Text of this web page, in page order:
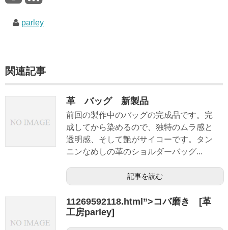
parley
関連記事
革 バッグ 新製品
前回の製作中のバッグの完成品です。完
成してから染めるので、独特のムラ感と
透明感、そして艶がサイコーです。タン
ニンなめしの革のショルダーバッグ...
記事を読む
11269592118.html”>コバ磨き [革
工房parley]